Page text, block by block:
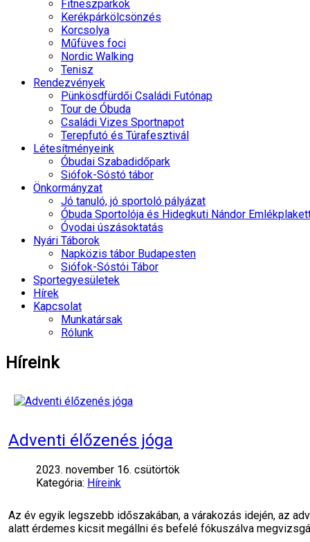
Fitneszparkok
Kerékpárkölcsönzés
Korcsolya
Műfüves foci
Nordic Walking
Tenisz
Rendezvények
Pünkösdfürdői Családi Futónap
Tour de Óbuda
Családi Vizes Sportnapot
Terepfutó és Túrafesztivál
Létesítményeink
Óbudai Szabadidőpark
Siófok-Sóstó tábor
Önkormányzat
Jó tanuló, jó sportoló pályázat
Óbuda Sportolója és Hidegkuti Nándor
Óvodai úszásoktatás
Nyári Táborok
Napközis tábor Budapesten
Siófok-Sóstói Tábor
Sportegyesületek
Hírek
Kapcsolat
Munkatársak
Rólunk
Híreink
Adventi élőzenés jóga
2023. november 16. csütörtök
Kategória: Híreink
Az év egyik legszebb időszakában, a várakozás idején, az
alatt érdemes kicsit megállni és befelé fókuszálva